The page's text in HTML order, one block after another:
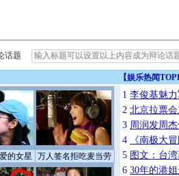
话题
【娱乐热闻
的女星 万人签名拒吃麦当劳
1 李俊基魅
2 北京拉票
3 周润发周
4
《南极大
5 图文：台
6 30年的港